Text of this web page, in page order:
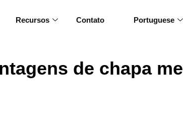
Recursos Contato Portuguese
de chapa